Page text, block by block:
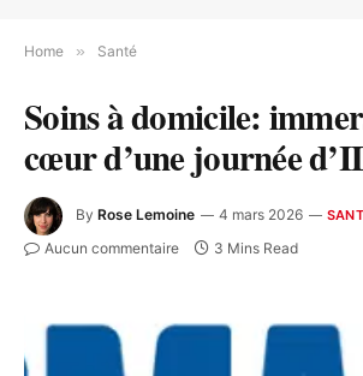
Home » Santé
Soins à domicile:
cœur d’une journée
By Rose Lemoine 4 mars 2026
Aucun commentaire 3 Mins Read